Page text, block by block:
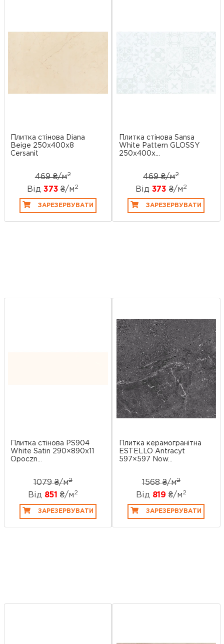
Плитка стінова Diana
Beige 250x400x8
Cersanit
469 ₴/м2
Від 373₴/м2
ЗАРЕЗЕРВУВАТИ
Плитка стінова Sansa
White Pattern GLOSSY
250x400x...
469 ₴/м2
Від 373 ₴/м2
ЗАРЕЗЕРВУВАТИ
Плитка стінова PS904
White Satin 290×890x11
Opoczn...
1079 ₴/м2
Від 851 ₴/м2
ЗАРЕЗЕРВУВАТИ
Плитка керамогранітна
ESTELLO Antracyt
597×597 Now...
1568 ₴/м2
Від 819 ₴/м2
ЗАРЕЗЕРВУВАТИ